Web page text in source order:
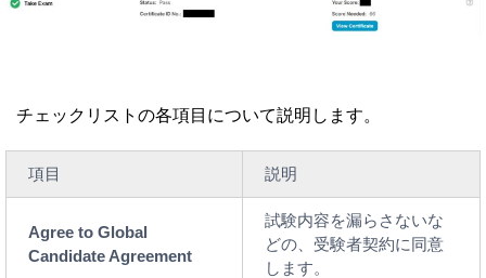
チェックリストの各項目について説明します。
項目 説明
Agree to Global
Candidate Agreement
試験内容を漏らさないな
どの、受験者契約に同意
します。